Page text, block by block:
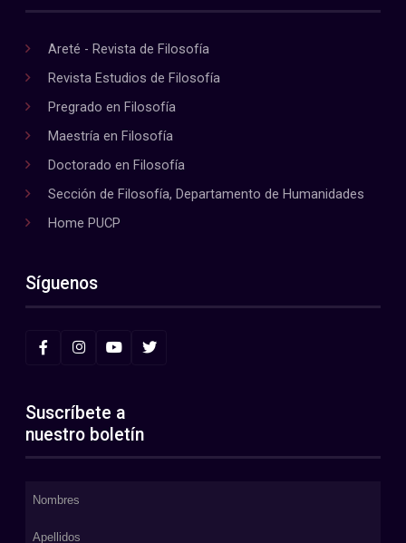
Areté - Revista de Filosofía
Revista Estudios de Filosofía
Pregrado en Filosofía
Maestría en Filosofía
Doctorado en Filosofía
Sección de Filosofía, Departamento de Humanidades
Home PUCP
Síguenos
Suscríbete a
nuestro boletín